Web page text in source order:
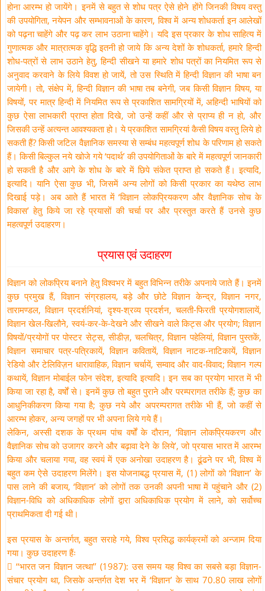
होना आरम्भ हो जायेंगे। इनमें से बहुत से शोध पत्र ऐसे होने होंगे जिनकी विषय वस्तु
की उपयोगिता, नयेपन और सम्भावनाओं के कारण, विश्व में अन्य शोधकर्ता इन आलेखों
को पढ़ना चाहेंगे और पढ़ कर लाभ उठाना चाहेंगे। यदि इस प्रकार के शोध साहित्य में
गुणात्मक और मात्रात्मक वृद्धि इतनी हो जाये कि अन्य देशों के शोधकर्ता, हमारे हिन्दी
शोध-पत्रों से लाभ उठाने हेतु, हिन्दी सीखने या हमारे शोध पत्रों का नियमित रूप से
अनुवाद करवाने के लिये विवश हो जायें, तो उस स्थिति में हिन्दी विज्ञान की भाषा बन
जायेगी। तो, संक्षेप में, हिन्दी विज्ञान की भाषा तब बनेगी, जब किसी विज्ञान विषय, या
विषयों, पर मात्र हिन्दी में नियमित रूप से प्रकाशित सामग्रियों में, अहिन्दी भाषियों को
कुछ ऐसा लाभकारी प्राप्त होता दिखे, जो उन्हें कहीं और से प्राप्य ही न हो, और
जिसकी उन्हें अत्यन्त आवश्यकता हो। ये प्रकाशित सामग्रियां कैसी विषय वस्तु लिये हो
सकती हैं? किसी जटिल वैज्ञानिक समस्या से सम्बंध महत्वपूर्ण शोध के परिणाम हो सकते
हैं। किसी बिल्कुल नये खोजे गये ‘पदार्थ’ की उपयोगिताओं के बारे में महत्वपूर्ण जानकारी
हो सकती है और आगे के शोध के बारे में छिपे संकेत प्राप्त हो सकते हैं। इत्यादि,
इत्यादि। यानि ऐसा कुछ भी, जिसमें अन्य लोगों को किसी प्रकार का यथेष्ठ लाभ
दिखाई पड़े। अब आते हैं भारत में ‘विज्ञान लोकप्रियकरण और वैज्ञानिक सोच के
विकास’ हेतु किये जा रहे प्रयासों की चर्चा पर और प्रस्तुत करते हैं उनसे कुछ
महत्वपूर्ण उदाहरण।
प्रयास एवं उदाहरण
विज्ञान को लोकप्रिय बनाने हेतु विश्वभर में बहुत विभिन्न तरीके अपनाये जाते हैं। इनमें
कुछ प्रमुख हैं, विज्ञान संग्रहालय, बड़े और छोटे विज्ञान केन्द्र, विज्ञान नगर,
तारामण्डल, विज्ञान प्रदर्शनियां, दृश्य-श्रव्य प्रदर्शन, चलती-फिरती प्रयोगशालायें,
विज्ञान खेल-खिलौने, स्वयं-कर-के-देखने और सीखने वाले किट्स और प्रयोग; विज्ञान
विषयों/प्रयोगों पर पोस्टर सेट्स, सीडीज़, चलचित्र, विज्ञान पहेलियां, विज्ञान पुस्तकें,
विज्ञान समाचार पत्र-पत्रिकायें, विज्ञान कवितायें, विज्ञान नाटक-नाटिकायें, विज्ञान
रेडियो और टेलिविज़न धारावाहिक, विज्ञान चर्चायें, सम्वाद और वाद-विवाद; विज्ञान गल्प
कथायें, विज्ञान मोबाईल फोन संदेश, इत्यादि इत्यादि। इन सब का प्रयोग भारत में भी
किया जा रहा है, वर्षों से। इनमें कुछ तो बहुत पुराने और परम्परागत तरीके हैं; कुछ का
आधुनिकीकरण किया गया है; कुछ नये और अपरम्परागत तरीके भी हैं, जो कहीं से
आरम्भ होकर, अन्य जगहों पर भी अपना लिये गये हैं।
लेकिन, अस्सी दशक के प्रथम पांच वर्षों के दौरान, ‘विज्ञान लोकप्रियकरण और
वैज्ञानिक सोच को उजागर करने और बढ़ावा देने के लिये’, जो प्रयास भारत में आरम्भ
किया और चलाया गया, वह स्वयं में एक अनोखा उदाहरण है। ढूंढने पर भी, विश्व में
बहुत कम ऐसे उदाहरण मिलेंगे। इस योजनाबद्ध प्रयास में, (1) लोगों को ‘विज्ञान’ के
पास लाने की बजाय, ‘विज्ञान’ को लोगों तक उनकी अपनी भाषा में पहुंचाने और (2)
विज्ञान-विधि को अधिकाधिक लोगों द्वारा अधिकाधिक प्रयोग में लाने, को सर्वोच्च
प्राथमिकता दी गई थी।
इस प्रयास के अन्तर्गत, बहुत सराहे गये, विश्व प्रसिद्ध कार्यक्रमों को अन्जाम दिया
गया। कुछ उदाहरण हैंः
 ‘‘भारत जन विज्ञान जत्था’’ (1987): उस समय यह विश्व का सबसे बड़ा विज्ञान-
संचार प्रयोग था, जिसके अन्तर्गत देश भर में ‘विज्ञान’ के साथ 70.80 लाख लोगों